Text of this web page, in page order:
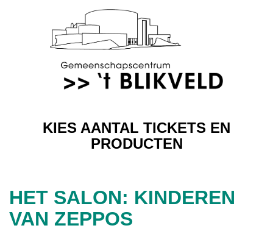
KIES AANTAL TICKETS EN
PRODUCTEN
HET SALON: KINDEREN
VAN ZEPPOS